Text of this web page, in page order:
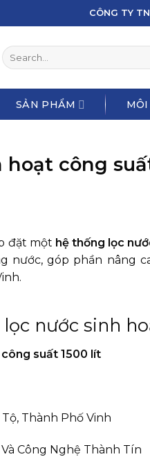
CÔNG TY
Search
for:
SẢN PHẨM MÔI
công
đặt một hệ thống lọc
nước, góp phần nâng
nước sinh
suất 1500 lít
Thành Phố Vinh
Công Nghệ Thành Tín